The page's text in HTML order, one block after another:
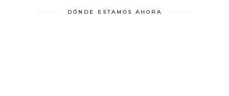
DÓNDE ESTAMOS AHORA